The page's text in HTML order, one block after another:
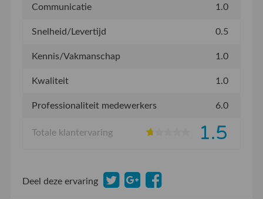
Communicatie 1.0
Snelheid/Levertijd 0.5
Kennis/Vakmanschap 1.0
Kwaliteit 1.0
Professionaliteit medewerkers 6.0
Totale klantervaring 1.5
Deel deze ervaring